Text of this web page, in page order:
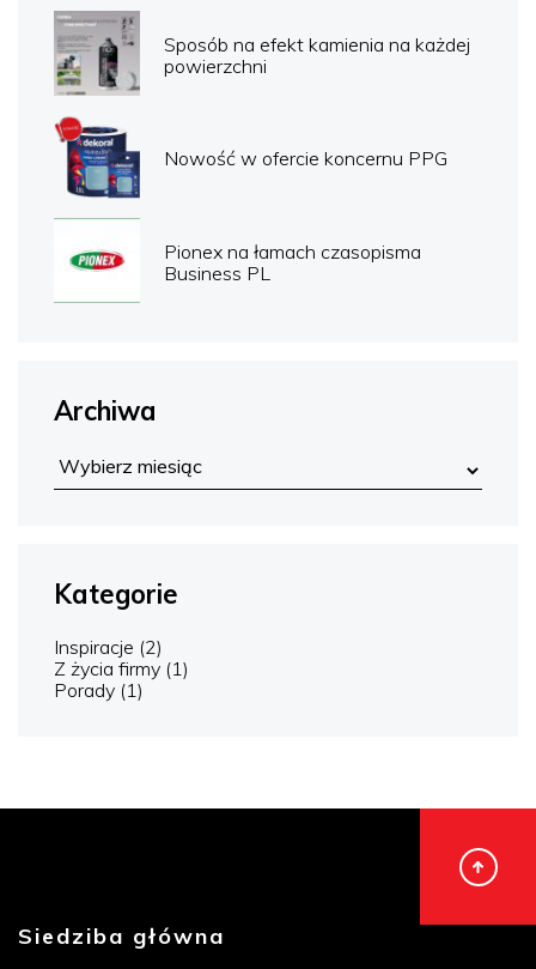
Sposób na efekt kamienia na każdej
powierzchni
Nowość w ofercie koncernu PPG
Pionex na łamach czasopisma
Business PL
Archiwa
Kategorie
Inspiracje (2)
Z życia firmy (1)
Porady (1)
Siedziba główna